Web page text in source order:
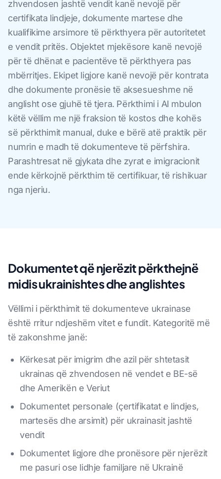
zhvendosen jashtë vendit kanë nevojë për
certifikata lindjeje, dokumente martese dhe
kualifikime arsimore të përkthyera për autoritetet
e vendit pritës. Objektet mjekësore kanë nevojë
për të dhënat e pacientëve të përkthyera pas
mbërritjes. Ekipet ligjore kanë nevojë për kontrata
dhe dokumente pronësie të aksesueshme në
anglisht ose gjuhë të tjera. Përkthimi i AI mbulon
këtë vëllim me një fraksion të kostos dhe kohës
së përkthimit manual, duke e bërë atë praktik për
numrin e madh të dokumenteve të përfshira.
Parashtresat në gjykata dhe zyrat e imigracionit
ende kërkojnë përkthim të certifikuar, të rishikuar
nga njeriu.
Dokumentet që njerëzit përkthejnë
midis ukrainishtes dhe anglishtes
Vëllimi i përkthimit të dokumenteve ukrainase
është rritur ndjeshëm vitet e fundit. Kategoritë më
të zakonshme janë:
Kërkesat për imigrim dhe azil për shtetasit
ukrainas që zhvendosen në vendet e BE-së
dhe Amerikën e Veriut
Dokumentet personale (çertifikatat e lindjes,
martesës dhe arsimit) për ukrainasit jashtë
vendit
Dokumentet ligjore dhe pronësore për njerëzit
me pasuri ose lidhje familjare në Ukrainë